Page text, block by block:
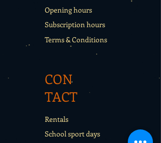
Opening hours
Subscription hours
Terms & Conditions
CON
TACT
Rentals
School sport days